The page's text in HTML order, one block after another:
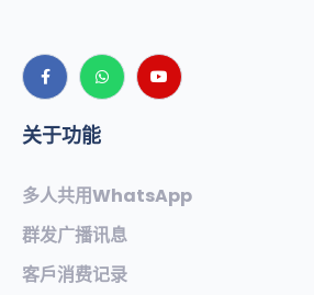
关于功能
多人共用WhatsApp
群发广播讯息
客戶消费记录